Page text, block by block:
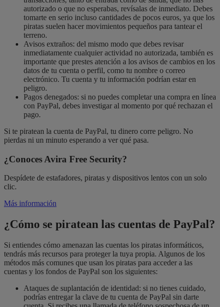
autorizado o que no esperabas, revísalas de inmediato. Debes
tomarte en serio incluso cantidades de pocos euros, ya que los
piratas suelen hacer movimientos pequeños para tantear el
terreno.
Avisos extraños: del mismo modo que debes revisar
inmediatamente cualquier actividad no autorizada, también es
importante que prestes atención a los avisos de cambios en los
datos de tu cuenta o perfil, como tu nombre o correo
electrónico. Tu cuenta y tu información podrían estar en
peligro.
Pagos denegados: si no puedes completar una compra en línea
con PayPal, debes investigar al momento por qué rechazan el
pago.
Si te piratean la cuenta de PayPal, tu dinero corre peligro. No
pierdas ni un minuto esperando a ver qué pasa.
¿Conoces Avira Free Security?
Despídete de estafadores, piratas y dispositivos lentos con un solo
clic.
Más información
¿Cómo se piratean las cuentas de PayPal?
Si entiendes cómo amenazan las cuentas los piratas informáticos,
tendrás más recursos para proteger la tuya propia. Algunos de los
métodos más comunes que usan los piratas para acceder a las
cuentas y los fondos de PayPal son los siguientes:
Ataques de suplantación de identidad: si no tienes cuidado,
podrías entregar la clave de tu cuenta de PayPal sin darte